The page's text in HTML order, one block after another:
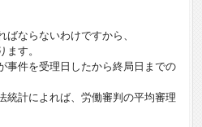
ばならないわけですから、
ます。
事件を受理日したから終局日までの
統計によれば、労働審判の平均審理